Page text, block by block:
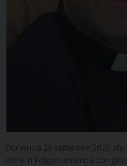
Domenica 20 settembre 2020
che è in Foligno annuncia con